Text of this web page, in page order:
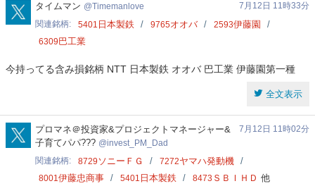
Timemanlove
タイムマン Timemanlove
7月12日 11時33分
関連銘柄
5401 日本製鉄 9765オオバ 2593伊藤園
6309巴工業
今持ってる含み損銘柄 NTT 日本製鉄 オオバ 巴工業 伊藤園第一種
全文表示
invest_PM_Dad
プロマネ＠投資家&プロジェクトマネージャー&
子育てパパ???
invest_PM_Dad
7月12日 11時02分
関連銘柄 8729 ソニーＦＧ 7272ヤマハ発動機
8001伊藤忠商事 5401 日本製鉄 8473 ＳＢＩＨＤ 他